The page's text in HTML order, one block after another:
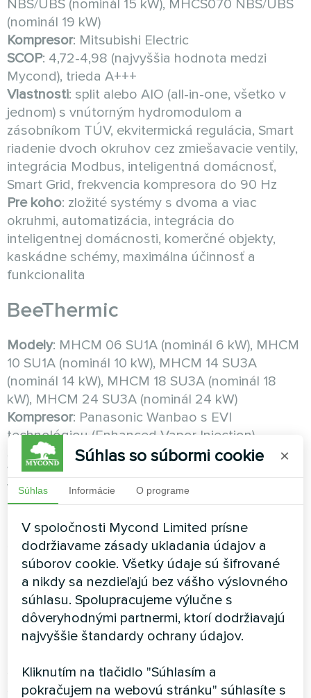
NBS/UBS (nominál 15 kW), MHCS070 NBS/UBS
(nominál 19 kW)
Kompresor: Mitsubishi Electric
SCOP: 4,72-4,98 (najvyššia hodnota medzi
Mycond), trieda A+++
Vlastnosti: split alebo AIO (all-in-one, všetko v
jednom) s vnútorným hydromodulom a
zásobníkom TÚV, ekvitermická regulácia, Smart
riadenie dvoch okruhov cez zmiešavacie ventily,
integrácia Modbus, inteligentná domácnosť,
Smart Grid, frekvencia kompresora do 90 Hz
Pre koho: zložité systémy s dvoma a viac
okruhmi, automatizácia, integrácia do
inteligentnej domácnosti, komerčné objekty,
kaskádne schémy, maximálna účinnosť a
funkcionalita
BeeThermic
Modely: MHCM 06 SU1A (nominál 6 kW), MHCM
10 SU1A (nominál 10 kW), MHCM 14 SU3A
(nominál 14 kW), MHCM 18 SU3A (nominál 18
kW), MHCM 24 SU3A (nominál 24 kW)
Kompresor: Panasonic Wanbao s EVI
technológiou (Enhanced Vapor Injection)
SCOP: 4,47-4,58, trieda A+++ pri W35 a A++ pri
W55
Vlastnosti : monoblok, EVI technológia pre
extrémne mrazy, zachováva 55-65% výkonu pri
-15°C a 60-70% výkonu pri -25°C (keď bežné TČ
strácajú 50-60% nominálu), inteligentné
odmrazovanie, odolnosť voči zlyhaniam,
automatické obnovenie, prevádzka testovaná
pri -25°C
Pre koho: chladné klimatické zóny, kde teplota
pravidelne klesá pod -15°C, horské oblasti, kruté
straty výkonu pri mrazoch, monovalentná
schéma v chladnom podnebí
Súhlas so súbormi cookie ×
Súhlas Informácie O programe
V spoločnosti Mycond Limited prísne
dodržiavame zásady ukladania údajov a
súborov cookie. Všetky údaje sú šifrované
a nikdy sa nezdieľajú bez vášho výslovného
súhlasu. Spolupracujeme výlučne s
dôveryhodnými partnermi, ktorí dodržiavajú
najvyššie štandardy ochrany údajov.
Kliknutím na tlačidlo "Súhlasím a
pokračujem na webovú stránku" súhlasíte s